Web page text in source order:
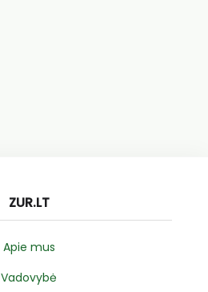
ZUR.LT
Apie mus
Vadovybė